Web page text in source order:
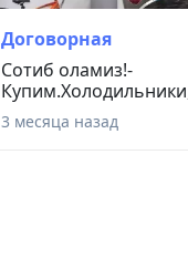
Договорная
Сотиб оламиз!-
Кондиционеры Сти...
3 месяца назад